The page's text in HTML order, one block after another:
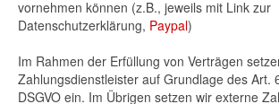
vornehmen können (z.B., jeweils mit Link zur
Datenschutzerklärung, Paypal)
Im Rahmen der Erfüllung von Verträgen
Zahlungsdienstleister auf Grundlage des Art.
DSGVO ein. Im Übrigen setzen wir externe